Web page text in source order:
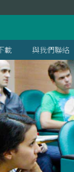
載 與我們聯絡